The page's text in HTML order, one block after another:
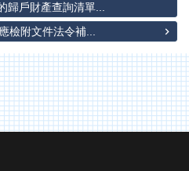
歸戶財產查詢清單...
檢附文件法令補...